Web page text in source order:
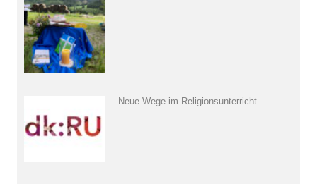
Neue Wege im Religionsunterricht